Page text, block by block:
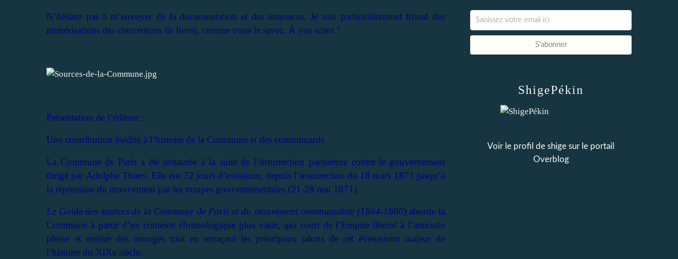
N’hésitez pas à m’envoyer de la documentation et des annonces. Je suis particulièrement friand des
numérisations des couvertures de livres, comme vous le savez. À vos scans !
Présentation de l’éditeur :
Une contribution inédite à l’histoire de la Commune et des communards
La Commune de Paris a été instaurée à la suite de l’insurrection parisienne contre le gouvernement
dirigé par Adolphe Thiers. Elle eut 72 jours d’existence, depuis l’insurrection du 18 mars 1871 jusqu’à
la répression du mouvement par les troupes gouvernementales (21-28 mai 1871).
Le Guide des sources de la Commune de Paris et du mouvement communaliste (1864-1880)aborde la
Commune à partir d’un contexte chronologique plus vaste, qui court de l’Empire libéral à l’amnistie
pleine et entière des insurgés tout en retraçant les principaux jalons de cet événement majeur de
l’histoire du XIXe siècle.
ShigePékin
Voir le profil de shige sur le portail
Overblog